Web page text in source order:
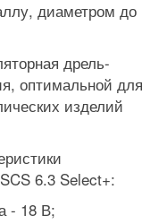
диаметром до
дрель-
оптимальной для
изделий
6.3 Select+:
- 18 В;